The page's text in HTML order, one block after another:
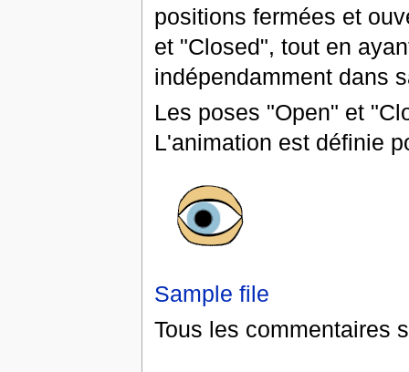
positions fermées et
et "Closed", tout en
indépendamment dans
Les poses "Open" et
L'animation est définie
Sample file
Tous les commentaires